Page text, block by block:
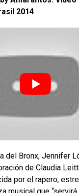
2014
del Bronx, Jennifer
de Claudia
por el rapero,